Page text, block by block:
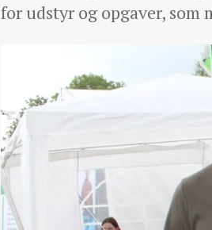
for udstyr og opgaver,